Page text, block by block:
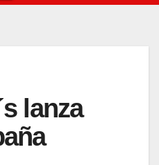
lanza